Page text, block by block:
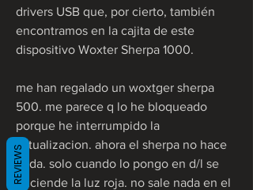
drivers USB que, por cierto, también
encontramos en la cajita de este
dispositivo Woxter Sherpa 1000.
me han regalado un woxtger sherpa
500. me parece q lo he bloqueado
porque he interrumpido la
actualizacion. ahora el sherpa no hace
nada. solo cuando lo pongo en d/l se
enciende la luz roja. no sale nada en el
REVIEWS